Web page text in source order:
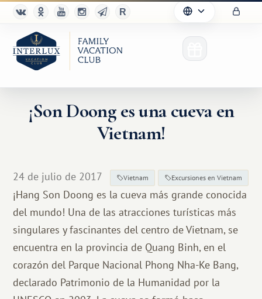
¡Son Doong es una cueva en
Vietnam!
24 de julio de 2017 Vietnam Excursiones en Vietnam
¡Hang Son Doong es la cueva más grande conocida
del mundo! Una de las atracciones turísticas más
singulares y fascinantes del centro de Vietnam, se
encuentra en la provincia de Quang Binh, en el
corazón del Parque Nacional Phong Nha-Ke Bang,
declarado Patrimonio de la Humanidad por la